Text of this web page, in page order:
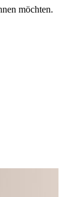
möchten.